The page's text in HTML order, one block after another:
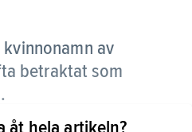
kvinnonamn av
betraktat som